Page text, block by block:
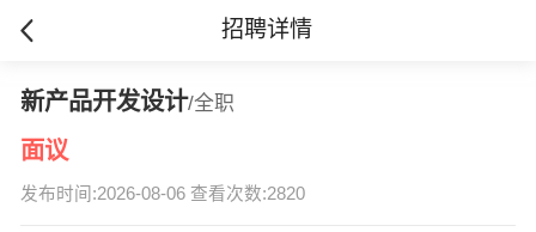
招聘详情
新产品开发设计/全职
面议
发布时间:2026-08-06 查看次数:2820